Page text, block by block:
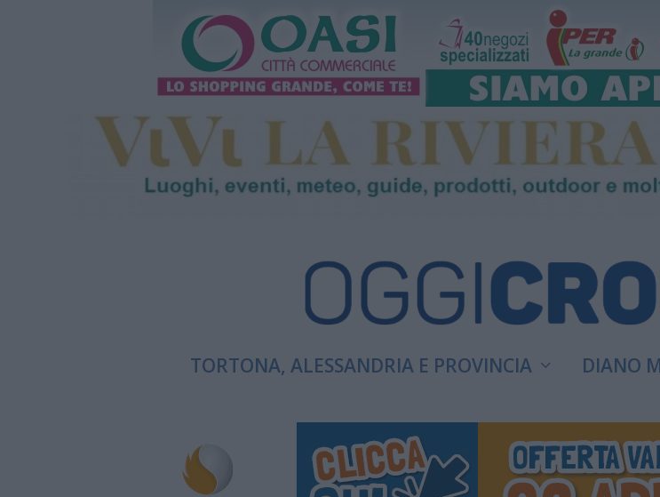
TORTONA, ALESSANDRIA E PROVINCIA DIANO